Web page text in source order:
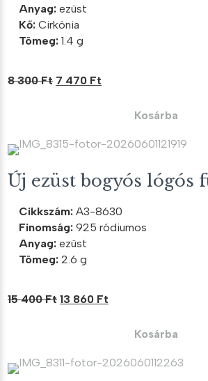
Anyag: ezüst
Kő: Cirkónia
Tömeg: 1.4 g
8 300Ft Original
300 Ft.
7 470 Ft
470 Ft.
Kosárba
Új ezüst bogyós lógós
Cikkszám: A3-8630
Finomság: 925 ródiumos
Anyag: ezüst
Tömeg: 2.6 g
15 400Ft Original
400 Ft.
13 860 Ft
860 Ft.
Kosárba